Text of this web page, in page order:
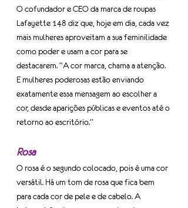
O cofundador e CEO da marca de roupas
Lafayette 148 diz que, hoje em dia, cada vez
mais mulheres aproveitam a sua feminilidade
como poder e usam a cor para se
destacarem. “A cor marca, chama a atenção.
E mulheres poderosas estão enviando
exatamente essa mensagem ao escolher a
cor, desde aparições públicas e eventos até o
retorno ao escritório.”
Rosa
O rosa é o segundo colocado, pois é uma cor
versátil. Há um tom de rosa que fica bem
para cada cor de pele e de cabelo. A